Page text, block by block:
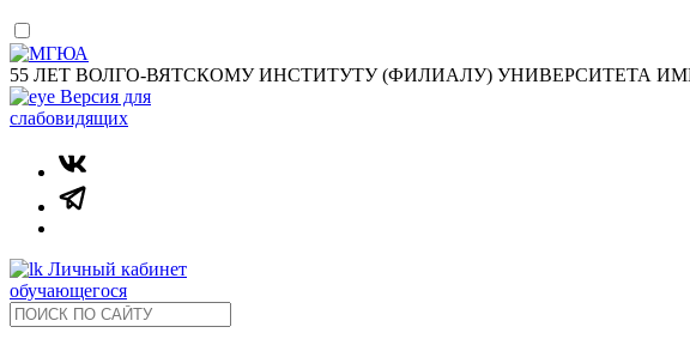
55 ЛЕТ ВОЛГО-ВЯТСКОМУ ИНСТИТУТУ (ФИЛИАЛУ) УНИВЕРСИТЕТА
Версия для
слабовидящих
Личный кабинет
обучающегося